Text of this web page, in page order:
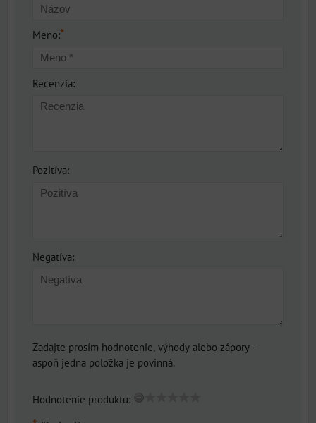
Meno:*
Recenzia:
Pozitíva:
Negatíva:
Zadajte prosím hodnotenie, výhody alebo zápory -
aspoň jedna položka je povinná.
Hodnotenie produktu: